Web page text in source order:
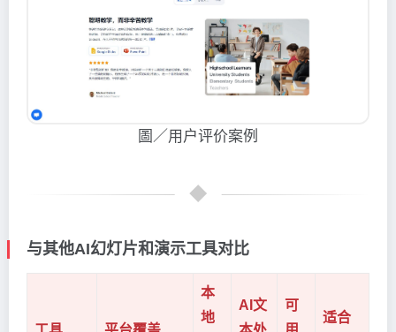
圖／用户评价案例
与其他AI幻灯片和演示工具对比
本
地
AI文
可
适合